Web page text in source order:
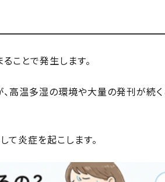
ことで発生します。
高温多湿の環境や大量の発刊が続
炎症を起こします。